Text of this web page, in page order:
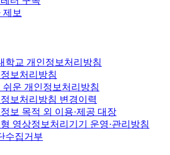
제보
학교 개인정보처리방침
보처리방침
쉬운 개인정보처리방침
보처리방침 변경이력
보 목적 외 이용·제공 대장
영상정보처리기기 운영·관리방침
수집거부